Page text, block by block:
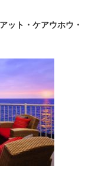
ット・ケアウホウ・